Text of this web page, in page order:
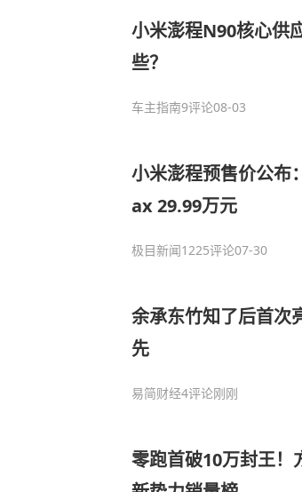
小米澎程N90核心供
些？
车主指南9评论08-03
小米澎程预售价公布
ax 29.99万元
极目新闻1225评论07-30
余承东竹知了后首次
先
易简财经4评论刚刚
零跑首破10万封王！